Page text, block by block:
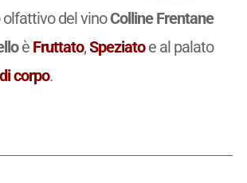
olfattivo del vinoColline Frentane
è Fruttato,Speziatoe al palato
di corpo.